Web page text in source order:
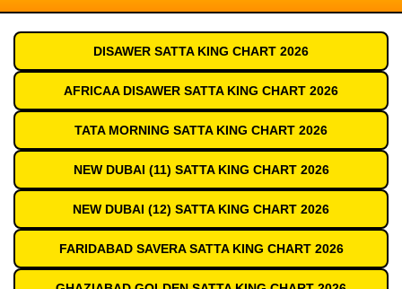
DISAWER SATTA KING CHART 2026
AFRICAA DISAWER SATTA KING CHART 2026
TATA MORNING SATTA KING CHART 2026
NEW DUBAI (11) SATTA KING CHART 2026
NEW DUBAI (12) SATTA KING CHART 2026
FARIDABAD SAVERA SATTA KING CHART 2026